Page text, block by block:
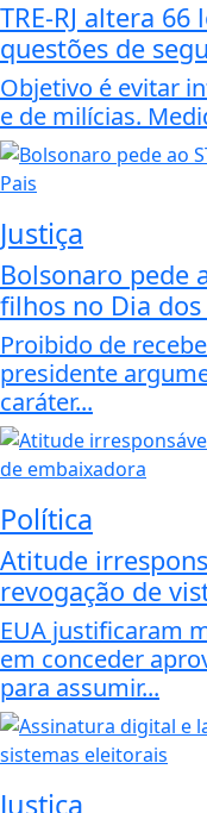
TRE-RJ altera
questões de
Objetivo é evitar
e de milícias.
Justiça
Bolsonaro pede
filhos no Dia dos
Proibido de
presidente
caráter...
Política
Atitude
revogação de
EUA justificaram
em conceder
para assumir...
Justiça